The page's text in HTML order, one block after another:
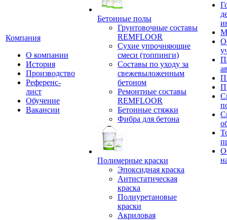
Компания
О компании
История
Производство
Референс-
лист
Обучение
Вакансии
Бетонные полы
Грунтовочные составы
REMFLOOR
Сухие упрочняющие
смеси (топпинги)
Составы по уходу за
свежевыложенным
бетоном
Ремонтные составы
REMFLOOR
Бетонные стяжки
Фибра для бетона
Полимерные краски
Эпоксидная краска
Антистатическая
краска
Полиуретановые
краски
Акриловая